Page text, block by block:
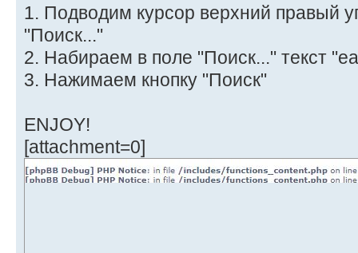
1. Подводим курсор верхний правый
"Поиск..."
2. Набираем в поле "Поиск..." текст
3. Нажимаем кнопку "Поиск"
ENJOY!
[attachment=0]